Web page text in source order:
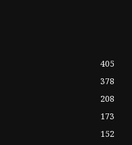
405
378
208
173
152